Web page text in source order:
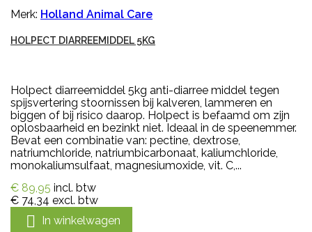
Merk: Holland Animal Care
HOLPECT DIARREEMIDDEL 5KG
Holpect diarreemiddel 5kg anti-diarree middel tegen
spijsvertering stoornissen bij kalveren, lammeren en
biggen of bij risico daarop. Holpect is befaamd om zijn
oplosbaarheid en bezinkt niet. Ideaal in de speenemmer.
Bevat een combinatie van: pectine, dextrose,
natriumchloride, natriumbicarbonaat, kaliumchloride,
monokaliumsulfaat, magnesiumoxide, vit. C,...
€ 89,95 incl. btw
€ 74,34 excl. btw
 In winkelwagen